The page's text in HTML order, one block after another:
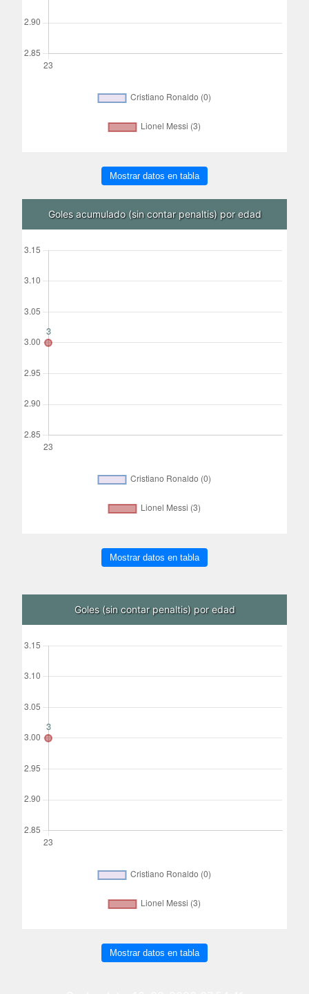
Mostrar datos en tabla
Goles acumulado (sin contar penaltis) por edad
Mostrar datos en tabla
Goles (sin contar penaltis) por edad
Mostrar datos en tabla